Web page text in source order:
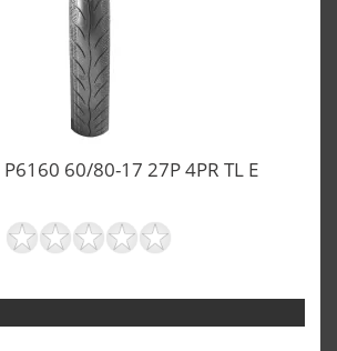
P6160 60/80-17 27P 4PR TL E